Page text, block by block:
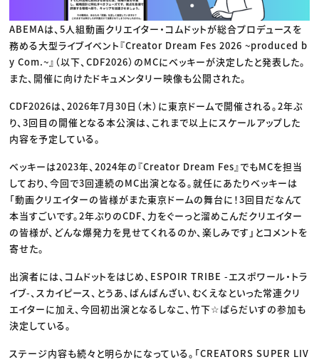
ABEMAは、5人組動画クリエイター・コムドットが総合プロデュースを
務める大型ライブイベント『Creator Dream Fes 2026 ~produced b
y Com.~』（以下、CDF2026）のMCにベッキーが決定したと発表した。
また、開催に向けたドキュメンタリー映像も公開された。
CDF2026は、2026年7月30日（木）に東京ドームで開催される。2年ぶ
り、3回目の開催となる本公演は、これまで以上にスケールアップした
内容を予定している。
ベッキーは2023年、2024年の『Creator Dream Fes』でもMCを担当
しており、今回で3回連続のMC出演となる。就任にあたりベッキーは
「動画クリエイターの皆様がまた東京ドームの舞台に！3回目だなんて
本当すごいです。2年ぶりのCDF、力をぐーっと溜めこんだクリエイター
の皆様が、どんな爆発力を見せてくれるのか、楽しみです」とコメントを
寄せた。
出演者には、コムドットをはじめ、ESPOIR TRIBE -エスポワール・トラ
イブ-、スカイピース、とうあ、ばんばんざい、むくえなといった常連クリ
エイターに加え、今回初出演となるしなこ、竹下☆ぱらだいすの参加も
決定している。
ステージ内容も続々と明らかになっている。「CREATORS SUPER LIV